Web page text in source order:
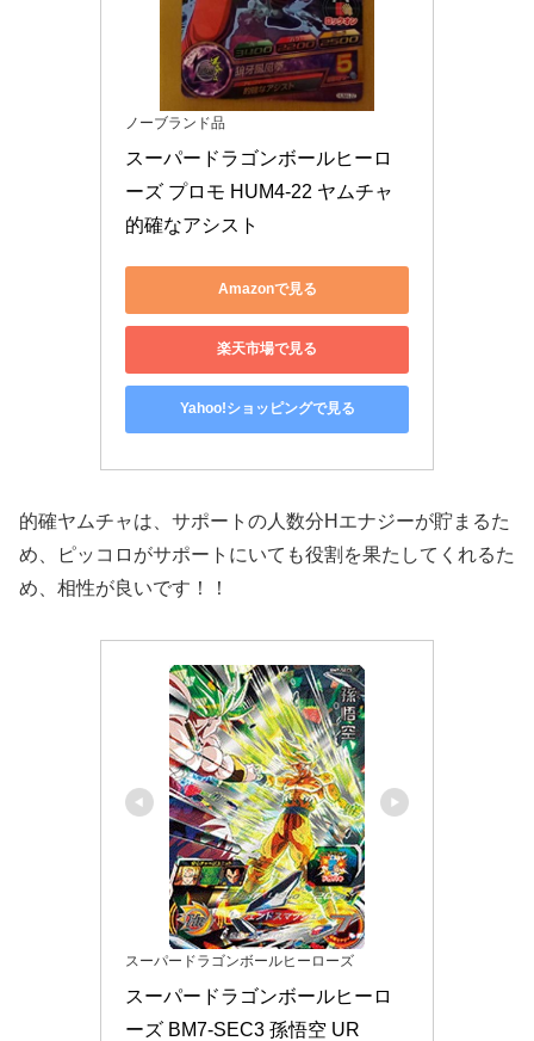
ノーブランド品
スーパードラゴンボールヒーロ
ーズ プロモ HUM4-22 ヤムチャ
的確なアシスト
Amazonで見る
楽天市場で見る
Yahoo!ショッピングで見る
的確ヤムチャは、サポートの人数分Hエナジーが貯まるた
め、ピッコロがサポートにいても役割を果たしてくれるた
め、相性が良いです！！
スーパードラゴンボールヒーローズ
スーパードラゴンボールヒーロ
ーズ BM7-SEC3 孫悟空 UR